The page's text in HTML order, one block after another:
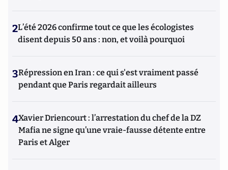
2L’été 2026 confirme tout ce que les écologistes
disent depuis 50 ans : non, et voilà pourquoi
3Répression en Iran : ce qui s'est vraiment passé
pendant que Paris regardait ailleurs
4Xavier Driencourt : l’arrestation du chef de la DZ
Mafia ne signe qu’une vraie-fausse détente entre
Paris et Alger